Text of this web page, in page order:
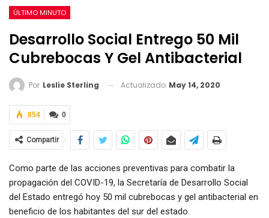
ÚLTIMO MINUTO
Desarrollo Social Entrego 50 Mil
Cubrebocas Y Gel Antibacterial
Por Leslie Sterling Actualizado May 14, 2020
0
854
Compartir
Como parte de las acciones preventivas para combatir la
propagación del COVID-19, la Secretaría de Desarrollo Social
del Estado entregó hoy 50 mil cubrebocas y gel antibacterial en
beneficio de los habitantes del sur del estado.